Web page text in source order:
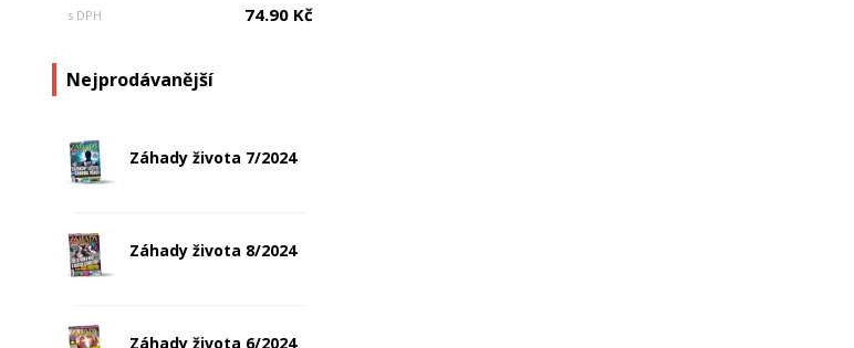
s DPH 74.90 Kč
Nejprodávanější
Záhady života 7/2024
Záhady života 8/2024
Záhady života 6/2024